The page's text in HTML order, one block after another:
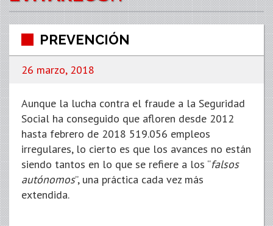
PREVENCIÓN
26 marzo, 2018
Aunque la lucha contra el fraude a la Seguridad
Social ha conseguido que afloren desde 2012
hasta febrero de 2018 519.056 empleos
irregulares, lo cierto es que los avances no están
siendo tantos en lo que se refiere a los “falsos
autónomos”, una práctica cada vez más
extendida.